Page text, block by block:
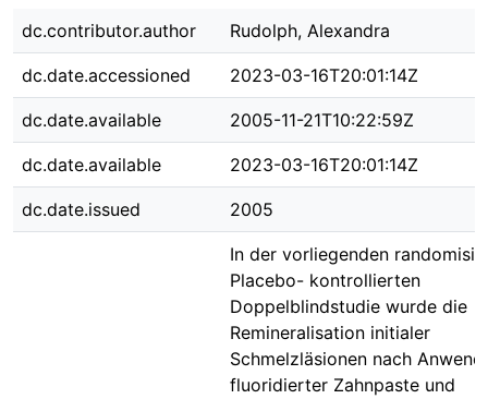
dc.contributor.author Rudolph, Alexandra
dc.date.accessioned 2023-03-16T20:01:14Z
dc.date.available 2005-11-21T10:22:59Z
dc.date.available 2023-03-16T20:01:14Z
dc.date.issued 2005
In der vorliegenden
Placebo- kontrollierten
Doppelblindstudie wurde die
Remineralisation initialer
Schmelzläsionen nach
fluoridierter Zahnpaste und